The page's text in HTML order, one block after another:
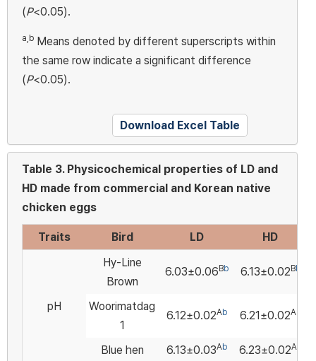
(P<0.05).
a,b Means denoted by different superscripts within
the same row indicate a significant difference
(P<0.05).
Download Excel Table
Table 3. Physicochemical properties of LD and
HD made from commercial and Korean native
chicken eggs
Traits Bird LD HD
pH
Hy-Line
Brown
6.03±0.06Bb 6.13±0.02Bb
Woorimatdag
1
6.12±0.02Ab 6.21±0.02A
Blue hen 6.13±0.03Ab 6.23±0.02A